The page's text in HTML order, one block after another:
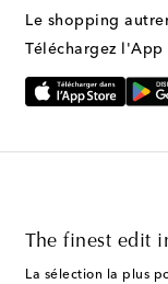
Le shopping
Téléchargez l'App
The finest edit
La sélection la plus